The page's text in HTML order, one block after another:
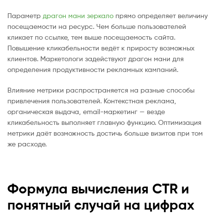
Параметр драгон мани зеркало прямо определяет величину
посещаемости на ресурс. Чем больше пользователей
кликает по ссылке, тем выше посещаемость сайта.
Повышение кликабельности ведёт к приросту возможных
клиентов. Маркетологи задействуют драгон мани для
определения продуктивности рекламных кампаний.
Влияние метрики распространяется на разные способы
привлечения пользователей. Контекстная реклама,
органическая выдача, email-маркетинг — везде
кликабельность выполняет главную функцию. Оптимизация
метрики даёт возможность достичь больше визитов при том
же расходе.
Формула вычисления CTR и
понятный случай на цифрах